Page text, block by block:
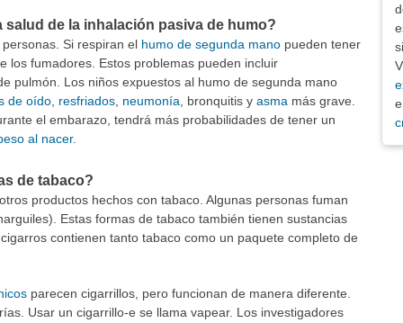
de la inhalación pasiva de humo?
Si respiran el humo de segunda manopueden tener
los fumadores. Estos problemas pueden incluir
pulmón. Los niños expuestos al humo de segunda mano
de oído, resfriados, neumonía , bronquitis y asma más grave.
el embarazo, tendrá más probabilidades de tener un
al nacer.
de tabaco?
productos hechos con tabaco. Algunas personas fuman
Estas formas de tabaco también tienen sustancias
contienen tanto tabaco como un paquete completo de
parecen cigarrillos, pero funcionan de manera diferente.
Usar un cigarrillo-e se llama vapear. Los investigadores